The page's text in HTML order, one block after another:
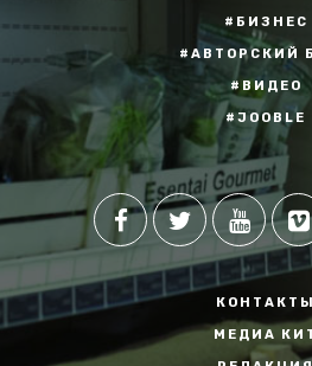
#БИЗНЕС
#АВТОРСКИЙ
#ВИДЕО
#JOOBLE
КОНТАКТЫ
МЕДИА